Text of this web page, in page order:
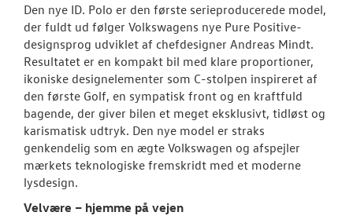
Den nye ID. Polo er den første serieproducerede model,
der fuldt ud følger Volkswagens nye Pure Positive-
designsprog udviklet af chefdesigner Andreas Mindt.
Resultatet er en kompakt bil med klare proportioner,
ikoniske designelementer som C-stolpen inspireret af
den første Golf, en sympatisk front og en kraftfuld
bagende, der giver bilen et meget eksklusivt, tidløst og
karismatisk udtryk. Den nye model er straks
genkendelig som en ægte Volkswagen og afspejler
mærkets teknologiske fremskridt med et moderne
lysdesign.
Velvære – hjemme på vejen